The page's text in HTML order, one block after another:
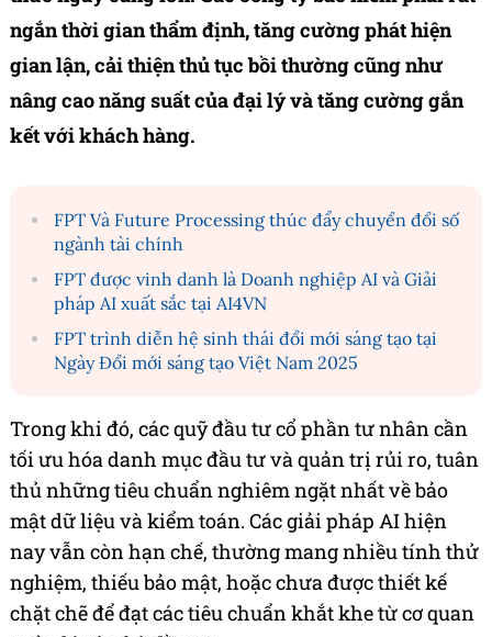
ngắn thời gian thẩm định, tăng cường phát hiện
gian lận, cải thiện thủ tục bồi thường cũng như
nâng cao năng suất của đại lý và tăng cường gắn
kết với khách hàng.
FPT Và Future Processing thúc đẩy chuyển đổi số
ngành tài chính
FPT được vinh danh là Doanh nghiệp AI và Giải
pháp AI xuất sắc tại AI4VN
FPT trình diễn hệ sinh thái đổi mới sáng tạo tại
Ngày Đổi mới sáng tạo Việt Nam 2025
Trong khi đó, các quỹ đầu tư cổ phần tư nhân cần
tối ưu hóa danh mục đầu tư và quản trị rủi ro, tuân
thủ những tiêu chuẩn nghiêm ngặt nhất về bảo
mật dữ liệu và kiểm toán. Các giải pháp AI hiện
nay vẫn còn hạn chế, thường mang nhiều tính thử
nghiệm, thiếu bảo mật, hoặc chưa được thiết kế
chặt chẽ để đạt các tiêu chuẩn khắt khe từ cơ quan